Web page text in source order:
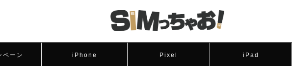
ペーン iPhone Pixel iPad